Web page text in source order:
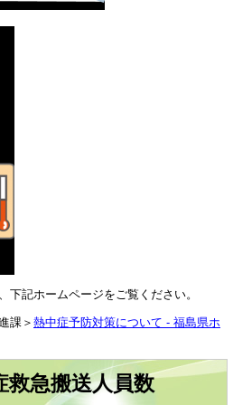
記ホームページをご覧ください。
＞ 熱中症予防対策について - 福島県ホ
救急搬送人員数